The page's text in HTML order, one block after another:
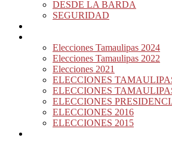
DESDE LA BARDA
SEGURIDAD
Elecciones Tamaulipas 2024
Elecciones Tamaulipas 2022
Elecciones 2021
ELECCIONES
ELECCIONES
ELECCIONES
ELECCIONES 2016
ELECCIONES 2015